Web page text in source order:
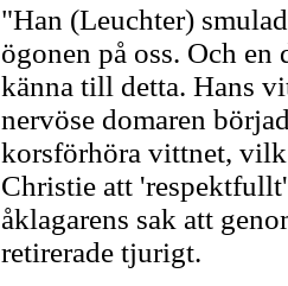
"Han (Leuchter)
ögonen på oss. Och
känna till detta. Hans
nervöse domaren
korsförhöra vittnet,
Christie att
åklagarens sak att
retirerade tjurigt.